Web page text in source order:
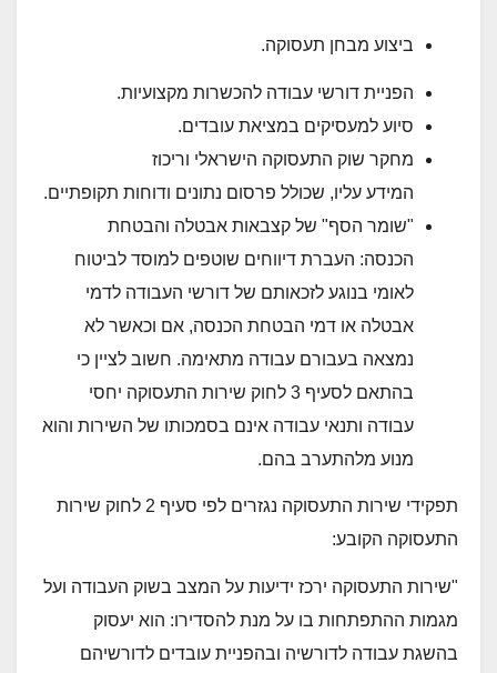
ביצוע ​מבחן תעסוקה.
הפניית דורשי עבודה להכשרות מקצועיות.​
סיוע למעסיקים במציאת עובדים.
מחקר שוק התעסוקה הישראלי וריכוז
המידע עליו, שכולל פרסום נתונים ודוחות תקופתיים.
"שומר הסף" של קצבאות אבטלה והבטחת
הכנסה: העברת דיווחים שוטפים למוסד ל​ביטוח
לאומי בנוגע לזכאותם של דורשי העבודה לדמי
אבטלה או דמי הבטחת הכנסה, אם וכאשר לא
נמצאה בעבורם עבודה מתאימה. חשוב לציין כי
בהתאם לסעיף 3 לחוק שירות התעסוקה יחסי
עבודה ותנאי עבודה אינם בסמכותו של השירות והוא
מנוע מלה​תערב בהם.​​
​תפקידי שירות התעסוקה נגזר​ים לפי סעיף 2 לחוק שירות
התעסוקה הקובע:
"שיר​​ות התעסוקה יר​כז ידיעות על המצב בשוק העבודה ועל
מגמות ההתפתחות בו על מנת להסדירו: הוא יעסוק
בהשגת עבודה לדורשיה ובהפניית עובדים לדורשיהם